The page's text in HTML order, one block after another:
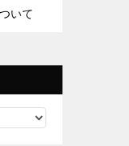
いて